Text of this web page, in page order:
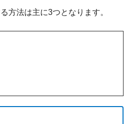
方法は主に3つとなります。